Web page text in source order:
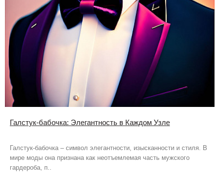
Галстук-бабочка: Элегантность в Каждом Узле
Галстук-бабочка – символ элегантности, изысканности и стиля. В
мире моды она признана как неотъемлемая часть мужского
гардероба, п..